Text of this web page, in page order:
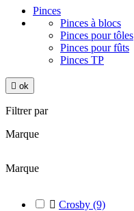
Pinces
Pinces à blocs
Pinces pour tôles
Pinces pour fûts
Pinces TP
 ok
Filtrer par
Marque
Marque
 Crosby (9)